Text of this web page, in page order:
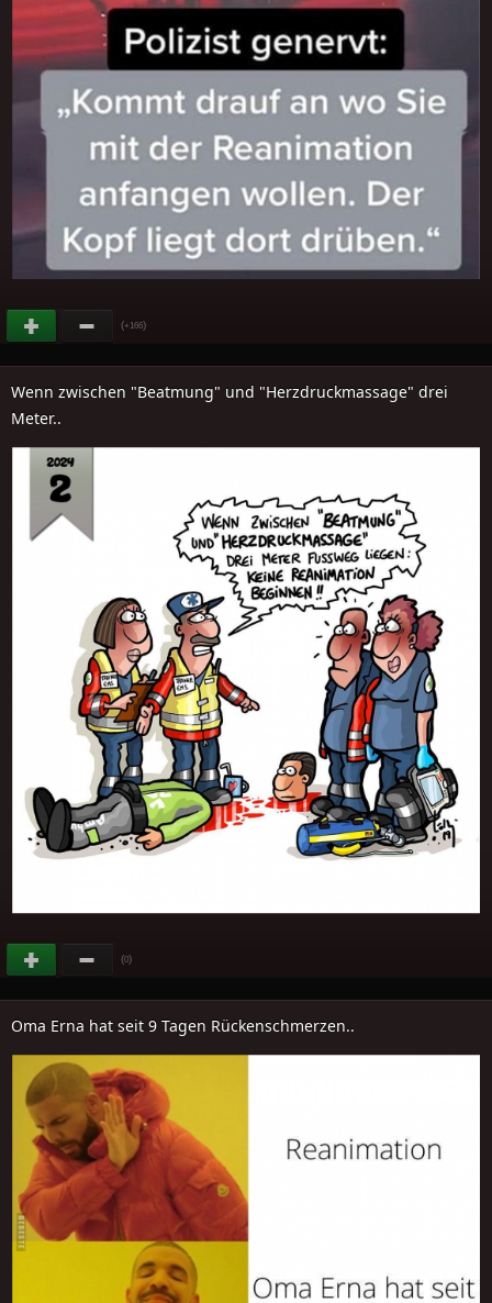
(+166)
Wenn zwischen "Beatmung" und "Herzdruckmassage" drei
Meter..
(0)
Oma Erna hat seit 9 Tagen Rückenschmerzen..